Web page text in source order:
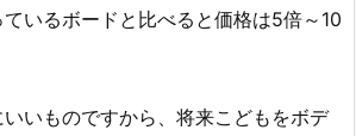
いるボードと比べると価格は5倍～10
いものですから、将来こどもをボデ